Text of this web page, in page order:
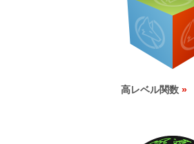
高レベル関数